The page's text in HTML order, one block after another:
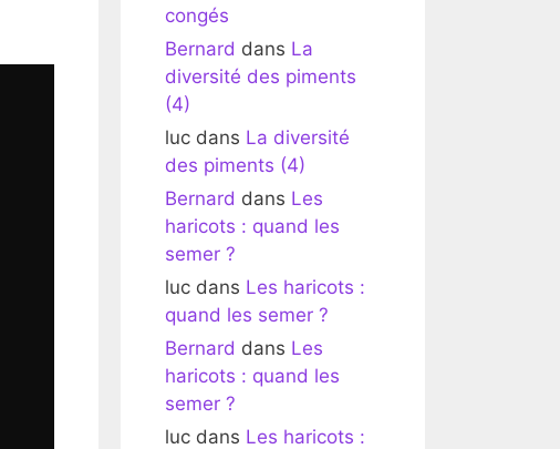
congés
Bernard dans La
diversité des piments
(4)
luc dans La diversité
des piments (4)
Bernard dans Les
haricots : quand les
semer ?
luc dans Les haricots :
quand les semer ?
Bernard dans Les
haricots : quand les
semer ?
luc dans Les haricots :